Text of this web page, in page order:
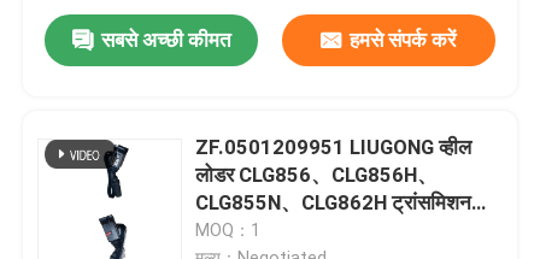
सबसे अच्छी कीमत हमसे संपर्क करें
ZF.0501209951 LIUGONG व्हील
लोडर CLG856、CLG856H、
CLG855N、CLG862H ट्रांसमिशन
4WG160、4WG180、4WG200 के
MOQ：1